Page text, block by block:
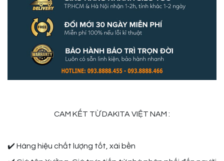
CAM KẾT TỪ DAKITA VIỆT NAM :
✔️ Hàng hiệu chất lượng tốt, xài bền